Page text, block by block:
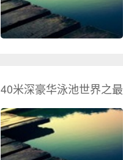
40米深豪华泳池世界之最